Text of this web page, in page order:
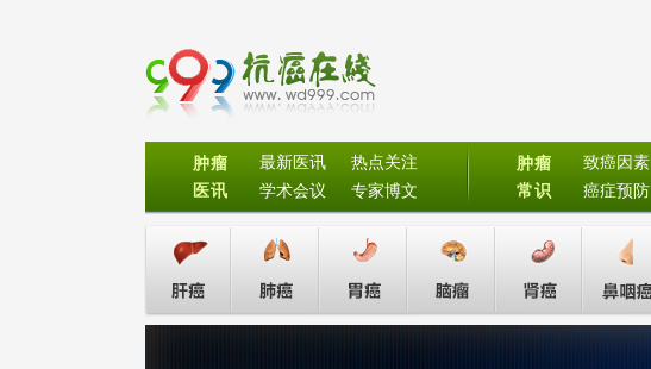
肿瘤
医讯
最新医讯
热点关注
学术会议
专家博文
肿瘤
常识
致癌因素
癌症预防